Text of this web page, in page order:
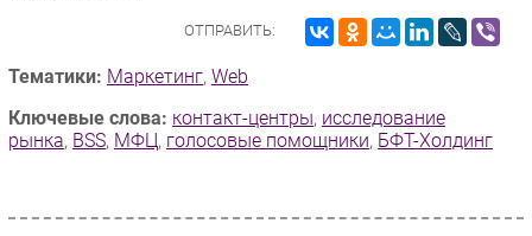
ОТПРАВИТЬ:
Тематики: Маркетинг, Web
Ключевые слова: контакт-центры, исследование
рынка, BSS, МФЦ, голосовые помощники, БФТ-Холдинг